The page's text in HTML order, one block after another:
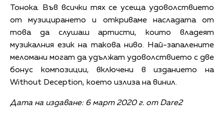
Тонока. Във всички тях се усеща удоволствието
от музицирането и откриваме насладата от
това да слушаш артисти, които владеят
музикалния език на такова ниво. Най-запалените
меломани могат да удължат удоволствието с две
бонус композиции, включени в изданието на
Without Deception, което излиза на винил.
Дата на издаване: 6 март 2020 г. от Dare2